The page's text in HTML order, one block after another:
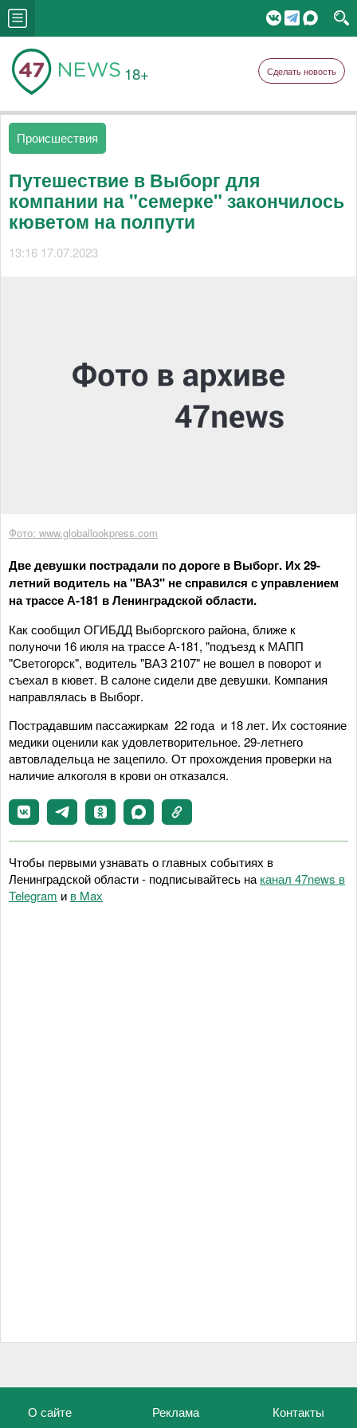
18+ Сделать новость
Происшествия
Путешествие в Выборг для
компании на "семерке" закончилось
кюветом на полпути
13:16 17.07.2023
Фото: www.globallookpress.com
Две девушки пострадали по дороге в Выборг. Их 29-
летний водитель на "ВАЗ" не справился с управлением
на трассе А-181 в Ленинградской области.
Как сообщил ОГИБДД Выборгского района, ближе к
полуночи 16 июля на трассе А-181, "подъезд к МАПП
"Светогорск", водитель "ВАЗ 2107" не вошел в поворот и
съехал в кювет. В салоне сидели две девушки. Компания
направлялась в Выборг.
Пострадавшим пассажиркам 22 года и 18 лет. Их состояние
медики оценили как удовлетворительное. 29-летнего
автовладельца не зацепило. От прохождения проверки на
наличие алкоголя в крови он отказался.
Чтобы первыми узнавать о главных событиях в
Ленинградской области - подписывайтесь на канал 47news в
Telegram и в Maх
О сайте Реклама Контакты